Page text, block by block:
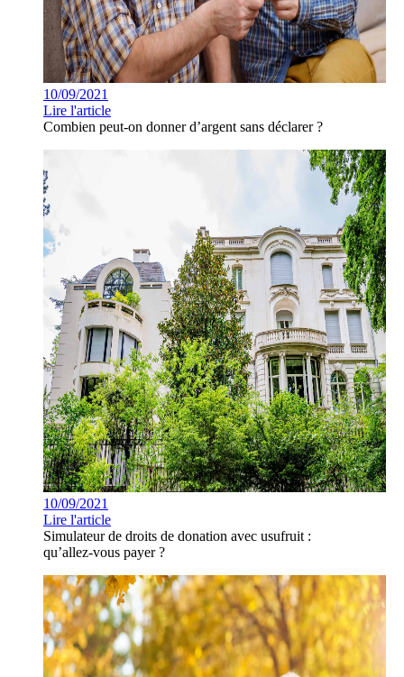
10/09/2021
Lire l'article
Combien peut-on donner d’argent sans déclarer ?
10/09/2021
Lire l'article
Simulateur de droits de donation avec usufruit :
qu’allez-vous payer ?